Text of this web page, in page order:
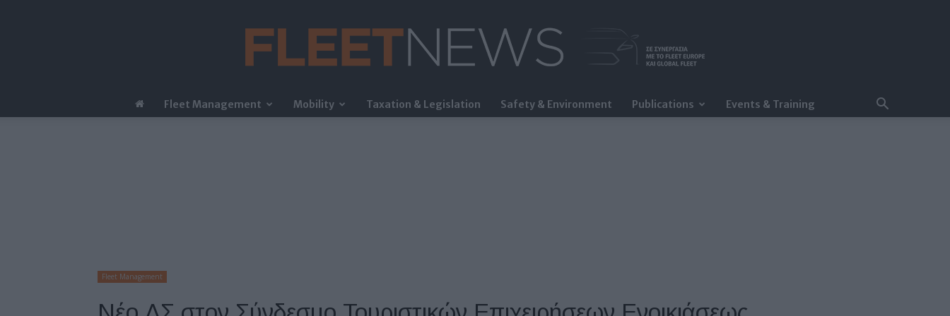
FleetNews
Fleet Management Mobility Taxation & Legislation Safety & Environment Publications Events & Training
Fleet Management